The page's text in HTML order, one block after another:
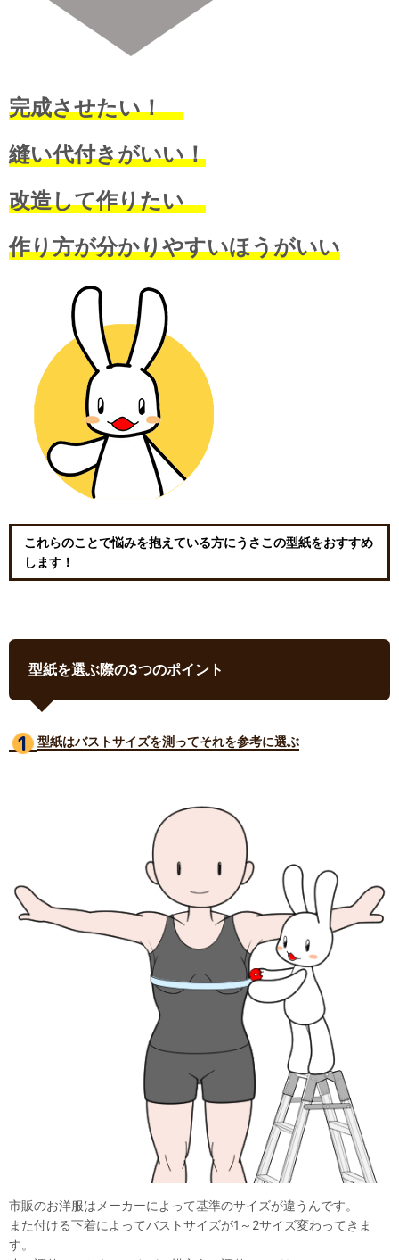
完成させたい！
縫い代付きがいい！
改造して作りたい
作り方が分かりやすいほうがいい
これらのことで悩みを抱えている方にうさこの型紙をおすすめ
します！
型紙を選ぶ際の3つのポイント
型紙はバストサイズを測ってそれを参考に選ぶ
市販のお洋服はメーカーによって基準のサイズが違うんです。
また付ける下着によってバストサイズが1～2サイズ変わってきま
す。